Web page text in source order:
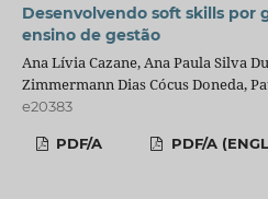
Desenvolvendo soft skills por
ensino de gestão
Ana Lívia Cazane, Ana Paula Silva
Zimmermann Dias Cócus Doneda,
e20383
PDF/A PDF/A